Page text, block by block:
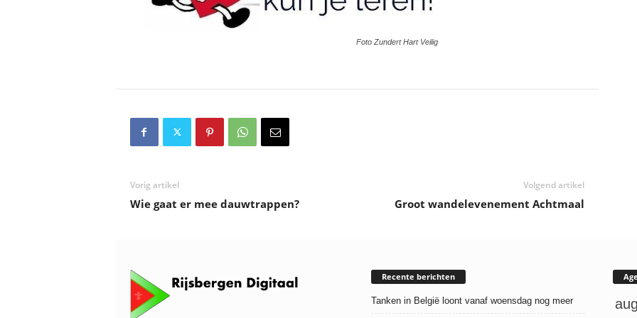
Foto Zundert Hart Veilig
Vorig artikel
Wie gaat er mee dauwtrappen?
Volgend artikel
Groot wandelevenement Achtmaal
Recente berichten
Tanken in België loont vanaf woensdag nog meer